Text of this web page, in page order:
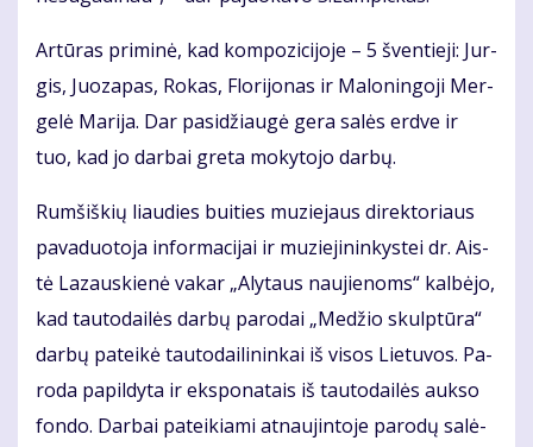
Ar­tū­ras pri­mi­nė, kad kom­po­zi­ci­jo­je – 5 šven­tie­ji: Jur­
gis, Juo­za­pas, Ro­kas, Flo­ri­jo­nas ir Ma­lo­nin­go­ji Mer­
ge­lė Ma­ri­ja. Dar pa­si­džiau­gė ge­ra sa­lės erd­ve ir
tuo, kad jo dar­bai gre­ta mo­ky­to­jo dar­bų.
Rum­šiš­kių liau­dies bui­ties mu­zie­jaus di­rek­to­riaus
pa­va­duo­to­ja in­for­ma­ci­jai ir mu­zie­ji­nin­kys­tei dr. Ais­
tė La­zaus­kie­nė va­kar „Aly­taus nau­jie­noms“ kal­bė­jo,
kad tau­to­dai­lės dar­bų pa­ro­dai „Me­džio skulp­tū­ra“
dar­bų pa­tei­kė tau­to­dai­li­nin­kai iš vi­sos Lie­tu­vos. Pa­
ro­da pa­pil­dy­ta ir eks­po­na­tais iš tau­to­dai­lės auk­so
fon­do. Dar­bai pa­tei­kia­mi at­nau­jin­to­je pa­ro­dų sa­lė­